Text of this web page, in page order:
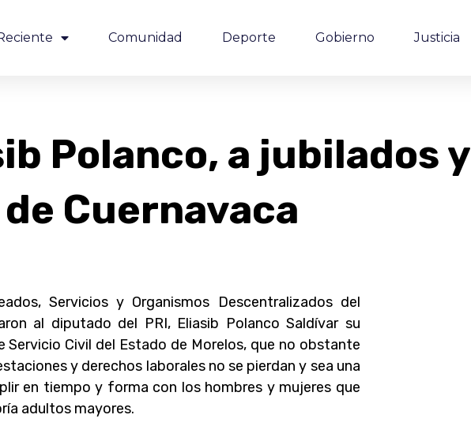
Comunidad Deporte Gobierno Justicia
Polanco, a jubilados y
Cuernavaca
Servicios y Organismos Descentralizados del
al diputado del PRI, Eliasib Polanco Saldívar su
Servicio Civil del Estado de Morelos, que no obstante
y derechos laborales no se pierdan y sea una
en tiempo y forma con los hombres y mujeres que
adultos mayores.